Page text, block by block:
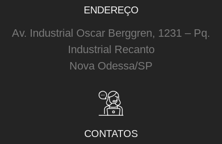
ENDEREÇO
Av. Industrial Oscar Berggren, 1231 – Pq.
Industrial Recanto
Nova Odessa/SP
CONTATOS